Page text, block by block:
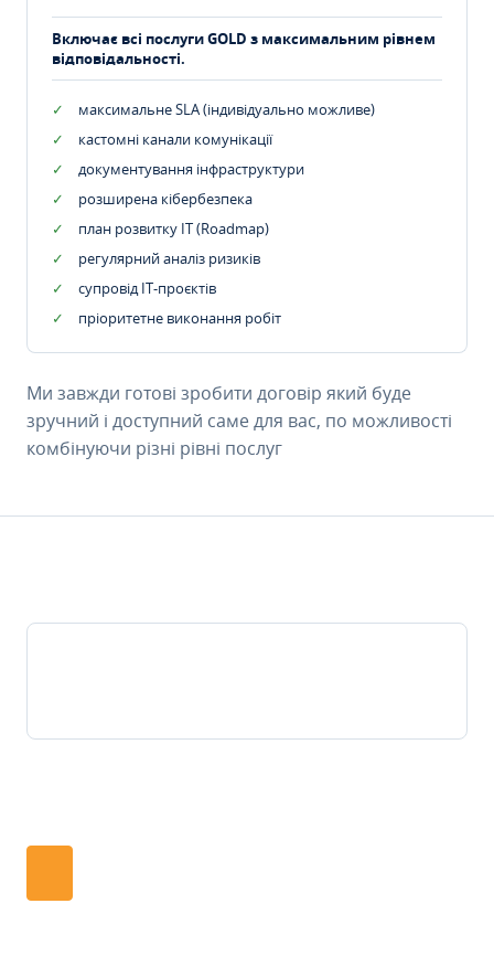
Включає всі послуги GOLD з максимальним рівнем
відповідальності.
максимальне SLA (індивідуально можливе)
кастомні канали комунікації
документування інфраструктури
розширена кібербезпека
план розвитку IT (Roadmap)
регулярний аналіз ризиків
супровід ІТ-проєктів
пріоритетне виконання робіт
Ми завжди готові зробити договір який буде
зручний і доступний саме для вас, по можливості
комбінуючи різні рівні послуг